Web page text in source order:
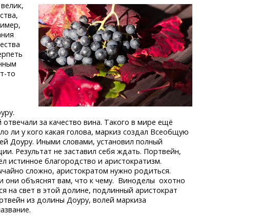
то
за качество вина. Такого в мире ещё
ли у кого какая голова, маркиз создал Всеобщую
Доуру. Иными словами, установил полный
Результат не заставил себя ждать. Портвейн,
благородство и аристократизм.
сложно, аристократом нужно родиться.
они объяснят вам, что к чему. Виноделы охотно
на свет в этой долине, подлинный аристократ
из долины Доуру, волей маркиза